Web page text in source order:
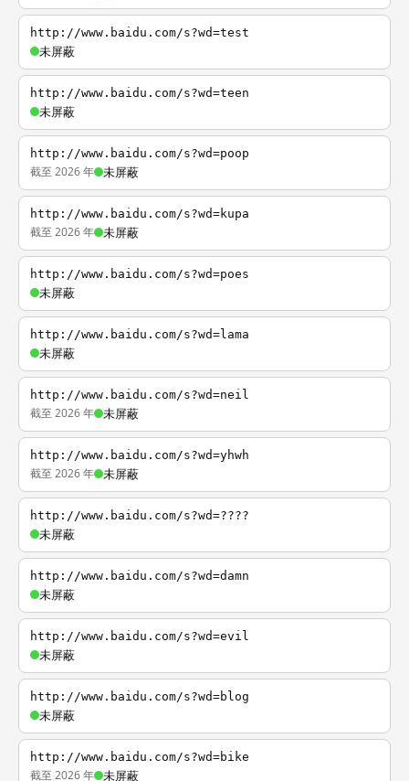
http://www.baidu.com/s?wd=test
未屏蔽
http://www.baidu.com/s?wd=teen
未屏蔽
http://www.baidu.com/s?wd=poop
截至 2026 年 未屏蔽
http://www.baidu.com/s?wd=kupa
截至 2026 年 未屏蔽
http://www.baidu.com/s?wd=poes
未屏蔽
http://www.baidu.com/s?wd=lama
未屏蔽
http://www.baidu.com/s?wd=neil
截至 2026 年 未屏蔽
http://www.baidu.com/s?wd=yhwh
截至 2026 年 未屏蔽
http://www.baidu.com/s?wd=????
未屏蔽
http://www.baidu.com/s?wd=damn
未屏蔽
http://www.baidu.com/s?wd=evil
未屏蔽
http://www.baidu.com/s?wd=blog
未屏蔽
http://www.baidu.com/s?wd=bike
截至 2026 年 未屏蔽